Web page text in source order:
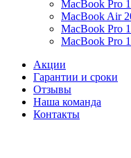
MacBook Pro
MacBook Air
MacBook Pro
MacBook Pro
Акции
Гарантии и сроки
Отзывы
Наша команда
Контакты